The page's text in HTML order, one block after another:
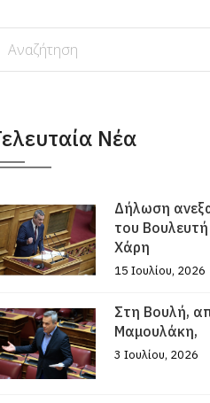
Νέα
Δήλωση
του
Χάρη
15 Ιουλίου, 2026
Στη Βουλή,
Μαμουλάκη,
3 Ιουλίου, 2026